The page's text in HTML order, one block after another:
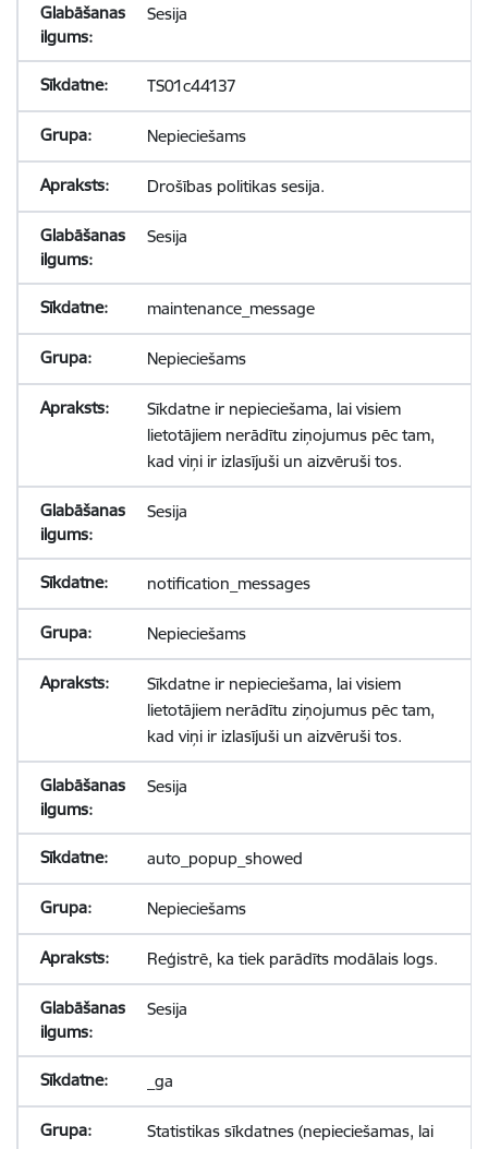
Sesija
TS01c44137
Nepieciešams
Drošības politikas sesija.
Sesija
maintenance_message
Nepieciešams
Sīkdatne ir nepieciešama, lai visiem
lietotājiem nerādītu ziņojumus pēc tam,
kad viņi ir izlasījuši un aizvēruši tos.
Sesija
notification_messages
Nepieciešams
Sīkdatne ir nepieciešama, lai visiem
lietotājiem nerādītu ziņojumus pēc tam,
kad viņi ir izlasījuši un aizvēruši tos.
Sesija
auto_popup_showed
Nepieciešams
Reģistrē, ka tiek parādīts modālais logs.
Sesija
_ga
Statistikas sīkdatnes (nepieciešamas, lai